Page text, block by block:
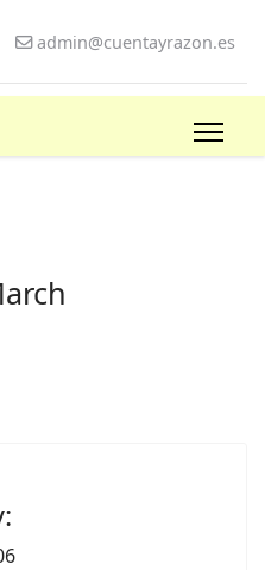
admin@cuentayrazon.es